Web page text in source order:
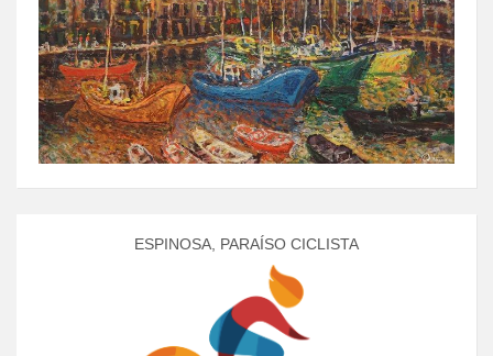
ESPINOSA, PARAÍSO CICLISTA